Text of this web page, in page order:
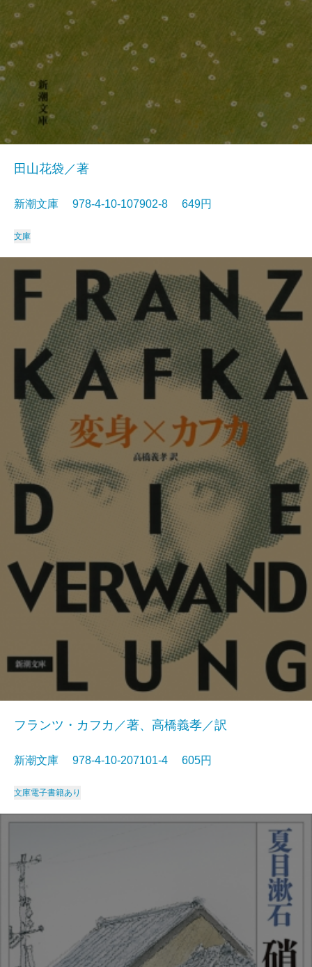
田山花袋／著
新潮文庫 978-4-10-107902-8 649円
文庫
フランツ・カフカ／著、高橋義孝／訳
新潮文庫 978-4-10-207101-4 605円
文庫電子書籍あり